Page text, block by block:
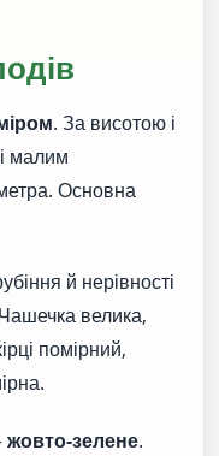
. За висотою і
малим
Основна
й нерівності
велика,
помірний,
жовто-зелене.